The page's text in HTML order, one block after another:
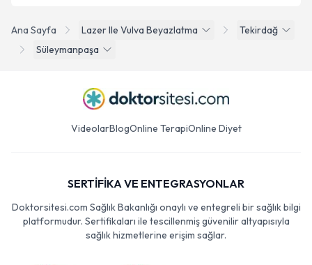
Ana Sayfa Lazer Ile Vulva Beyazlatma
Tekirdağ
Süleymanpaşa
VideolarBlogOnline TerapiOnline Diyet
SERTİFİKA VE ENTEGRASYONLAR
Doktorsitesi.com Sağlık Bakanlığı onaylı ve entegreli bir sağlık bilgi
platformudur. Sertifikaları ile tescillenmiş güvenilir altyapısıyla
sağlık hizmetlerine erişim sağlar.